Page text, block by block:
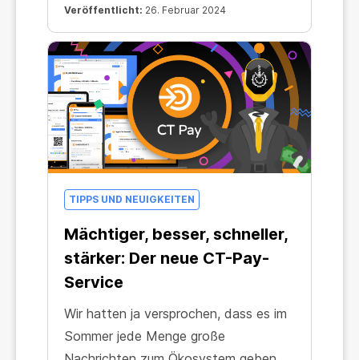
umtauschen oder selbst Transaktionen
durchführen: Mining ist jetzt genauso
einfach wie der Gang zum Supermarkt.
Nur dass du beim Mining echtes
Einkommen erzielst!
Veröffentlicht: 26. Februar 2024
TIPPS UND NEUIGKEITEN
Mächtiger, besser, schneller,
stärker: Der neue CT-Pay-
Service
Wir hatten ja versprochen, dass es im
Sommer jede Menge große